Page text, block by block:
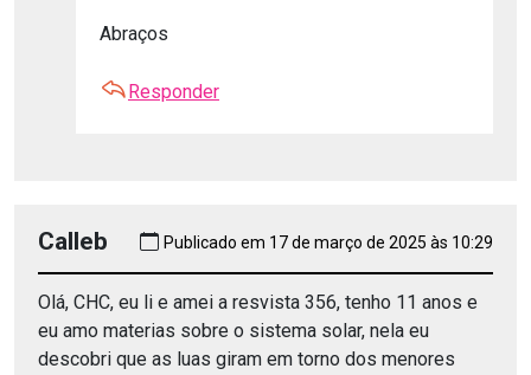
Abraços
Responder
Calleb Publicado em 17 de março de 2025 às 10:29
Olá, CHC, eu li e amei a resvista 356, tenho 11 anos e
eu amo materias sobre o sistema solar, nela eu
descobri que as luas giram em torno dos menores